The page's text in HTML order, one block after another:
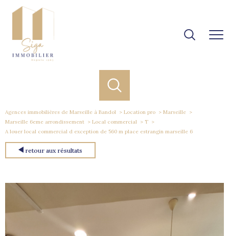
Agences immobilières de Marseille à Bandol Location pro
Marseille
Marseille 6eme arrondissement
Local commercial
T
A louer local commercial d exception de 560 m place estrangin marseille 6
retour aux résultats